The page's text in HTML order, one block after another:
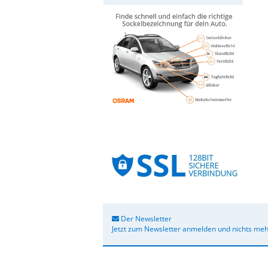
Der Newsletter
Jetzt zum Newsletter anmelden und nichts